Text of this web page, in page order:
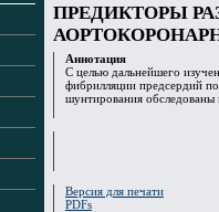
ПРЕДИКТОРЫ
Аннотация
С целью дальнейшего
фибрилляции предсердий
шунтирования
Версия для печати
PDFs